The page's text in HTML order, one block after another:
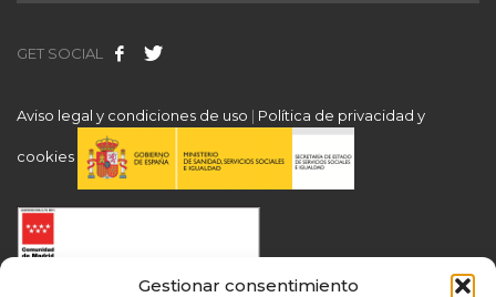
Gestionar consentimiento
GET SOCIAL
Aviso legal y condiciones de uso | Política de privacidad y
cookies